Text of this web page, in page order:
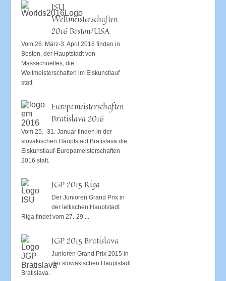
ISU
Weltmeisterschaften
2016 Boston/USA
Vom 26. März-3. April 2016 finden in
Boston, der Hauptstadt von
Massachuettes, die
Weltmeisterschaften im Eiskunstlauf
statt
Europameisterschaften
Bratislava 2016
Vom 25. -31. Januar finden in der
slovakischen Hauptstadt Bratislava die
Eiskunstlauf-Europameisterschaften
2016 statt.
JGP 2015 Riga
Der Junioren Grand Prix in
der lettischen Hauptstadt
Riga findet vom 27.-29....
JGP 2015 Bratislava
Junioren Grand Prix 2015 in
der slowakischen Hauptstadt
Bratislava.